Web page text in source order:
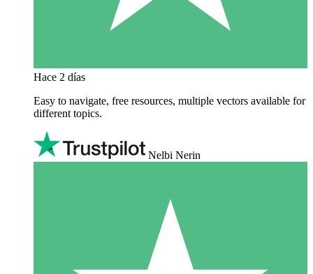
Hace 2 días
Easy to navigate, free resources, multiple vectors available for
different topics.
Nelbi Nerin